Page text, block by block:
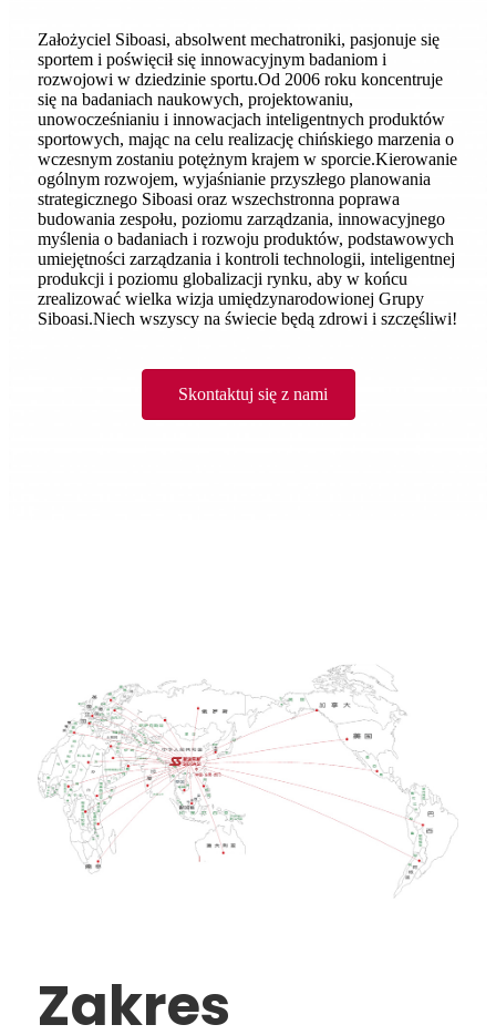
Założyciel Siboasi, absolwent mechatroniki, pasjonuje się
sportem i poświęcił się innowacyjnym badaniom i
rozwojowi w dziedzinie sportu.Od 2006 roku koncentruje
się na badaniach naukowych, projektowaniu,
unowocześnianiu i innowacjach inteligentnych produktów
sportowych, mając na celu realizację chińskiego marzenia o
wczesnym zostaniu potężnym krajem w sporcie.Kierowanie
ogólnym rozwojem, wyjaśnianie przyszłego planowania
strategicznego Siboasi oraz wszechstronna poprawa
budowania zespołu, poziomu zarządzania, innowacyjnego
myślenia o badaniach i rozwoju produktów, podstawowych
umiejętności zarządzania i kontroli technologii, inteligentnej
produkcji i poziomu globalizacji rynku, aby w końcu
zrealizować wielka wizja umiędzynarodowionej Grupy
Siboasi.Niech wszyscy na świecie będą zdrowi i szczęśliwi!
Skontaktuj się z nami
Zakres